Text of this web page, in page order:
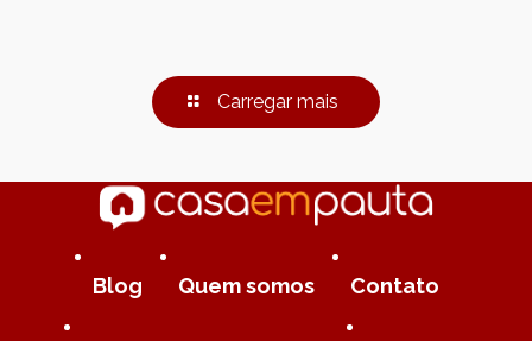
Carregar mais
Blog Quem somos Contato